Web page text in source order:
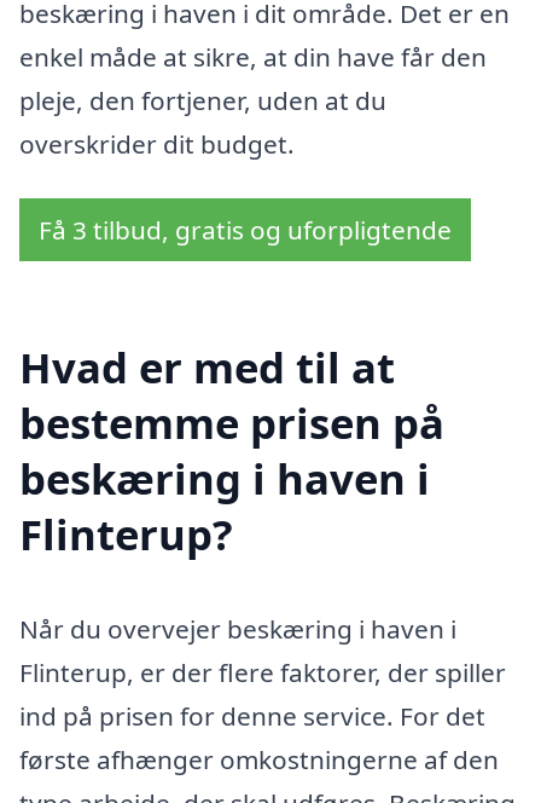
beskæring i haven i dit område. Det er en
enkel måde at sikre, at din have får den
pleje, den fortjener, uden at du
overskrider dit budget.
Få 3 tilbud, gratis og uforpligtende
Hvad er med til at
bestemme prisen på
beskæring i haven i
Flinterup?
Når du overvejer beskæring i haven i
Flinterup, er der flere faktorer, der spiller
ind på prisen for denne service. For det
første afhænger omkostningerne af den